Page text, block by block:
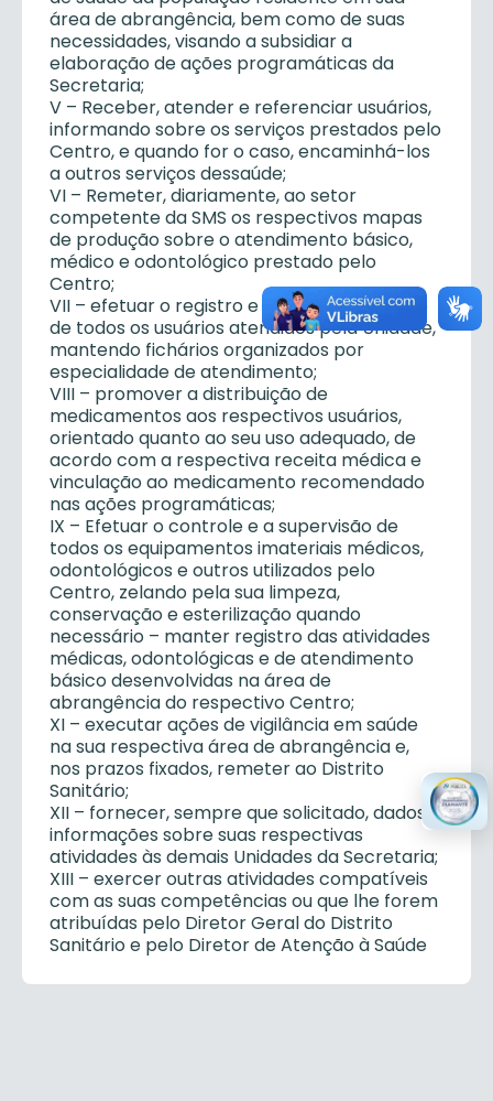
área de abrangência, bem como de suas
necessidades, visando a subsidiar a
elaboração de ações programáticas da
Secretaria;
V – Receber, atender e referenciar usuários,
informando sobre os serviços prestados pelo
Centro, e quando for o caso, encaminhá-los
a outros serviços dessaúde;
VI – Remeter, diariamente, ao setor
competente da SMS os respectivos mapas
de produção sobre o atendimento básico,
médico e odontológico prestado pelo
Centro;
VII – efetuar o registro e acompanhamento
de todos os usuários atendidos pela Unidade,
mantendo fichários organizados por
especialidade de atendimento;
VIII – promover a distribuição de
medicamentos aos respectivos usuários,
orientado quanto ao seu uso adequado, de
acordo com a respectiva receita médica e
vinculação ao medicamento recomendado
nas ações programáticas;
IX – Efetuar o controle e a supervisão de
todos os equipamentos imateriais médicos,
odontológicos e outros utilizados pelo
Centro, zelando pela sua limpeza,
conservação e esterilização quando
necessário – manter registro das atividades
médicas, odontológicas e de atendimento
básico desenvolvidas na área de
abrangência do respectivo Centro;
XI – executar ações de vigilância em saúde
na sua respectiva área de abrangência e,
nos prazos fixados, remeter ao Distrito
Sanitário;
XII – fornecer, sempre que solicitado, dados e
informações sobre suas respectivas
atividades às demais Unidades da Secretaria;
XIII – exercer outras atividades compatíveis
com as suas competências ou que lhe forem
atribuídas pelo Diretor Geral do Distrito
Sanitário e pelo Diretor de Atenção à Saúde